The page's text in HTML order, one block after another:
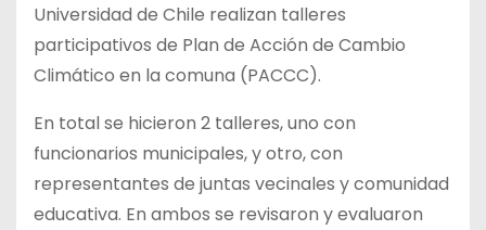
Universidad de Chile realizan talleres
participativos de Plan de Acción de Cambio
Climático en la comuna (PACCC).
En total se hicieron 2 talleres, uno con
funcionarios municipales, y otro, con
representantes de juntas vecinales ycomunidad
educativa. En ambos se revisaron y evaluaron